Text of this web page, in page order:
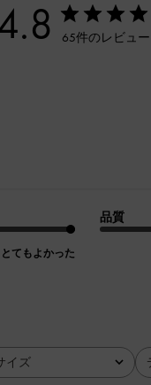
65件のレビュ
とてもよかった
品質
イズ
全て